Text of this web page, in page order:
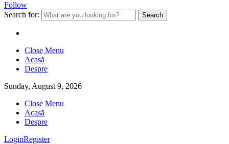
Follow
Search for:
Close Menu
Acasă
Despre
Sunday, August 9, 2026
Close Menu
Acasă
Despre
LoginRegister